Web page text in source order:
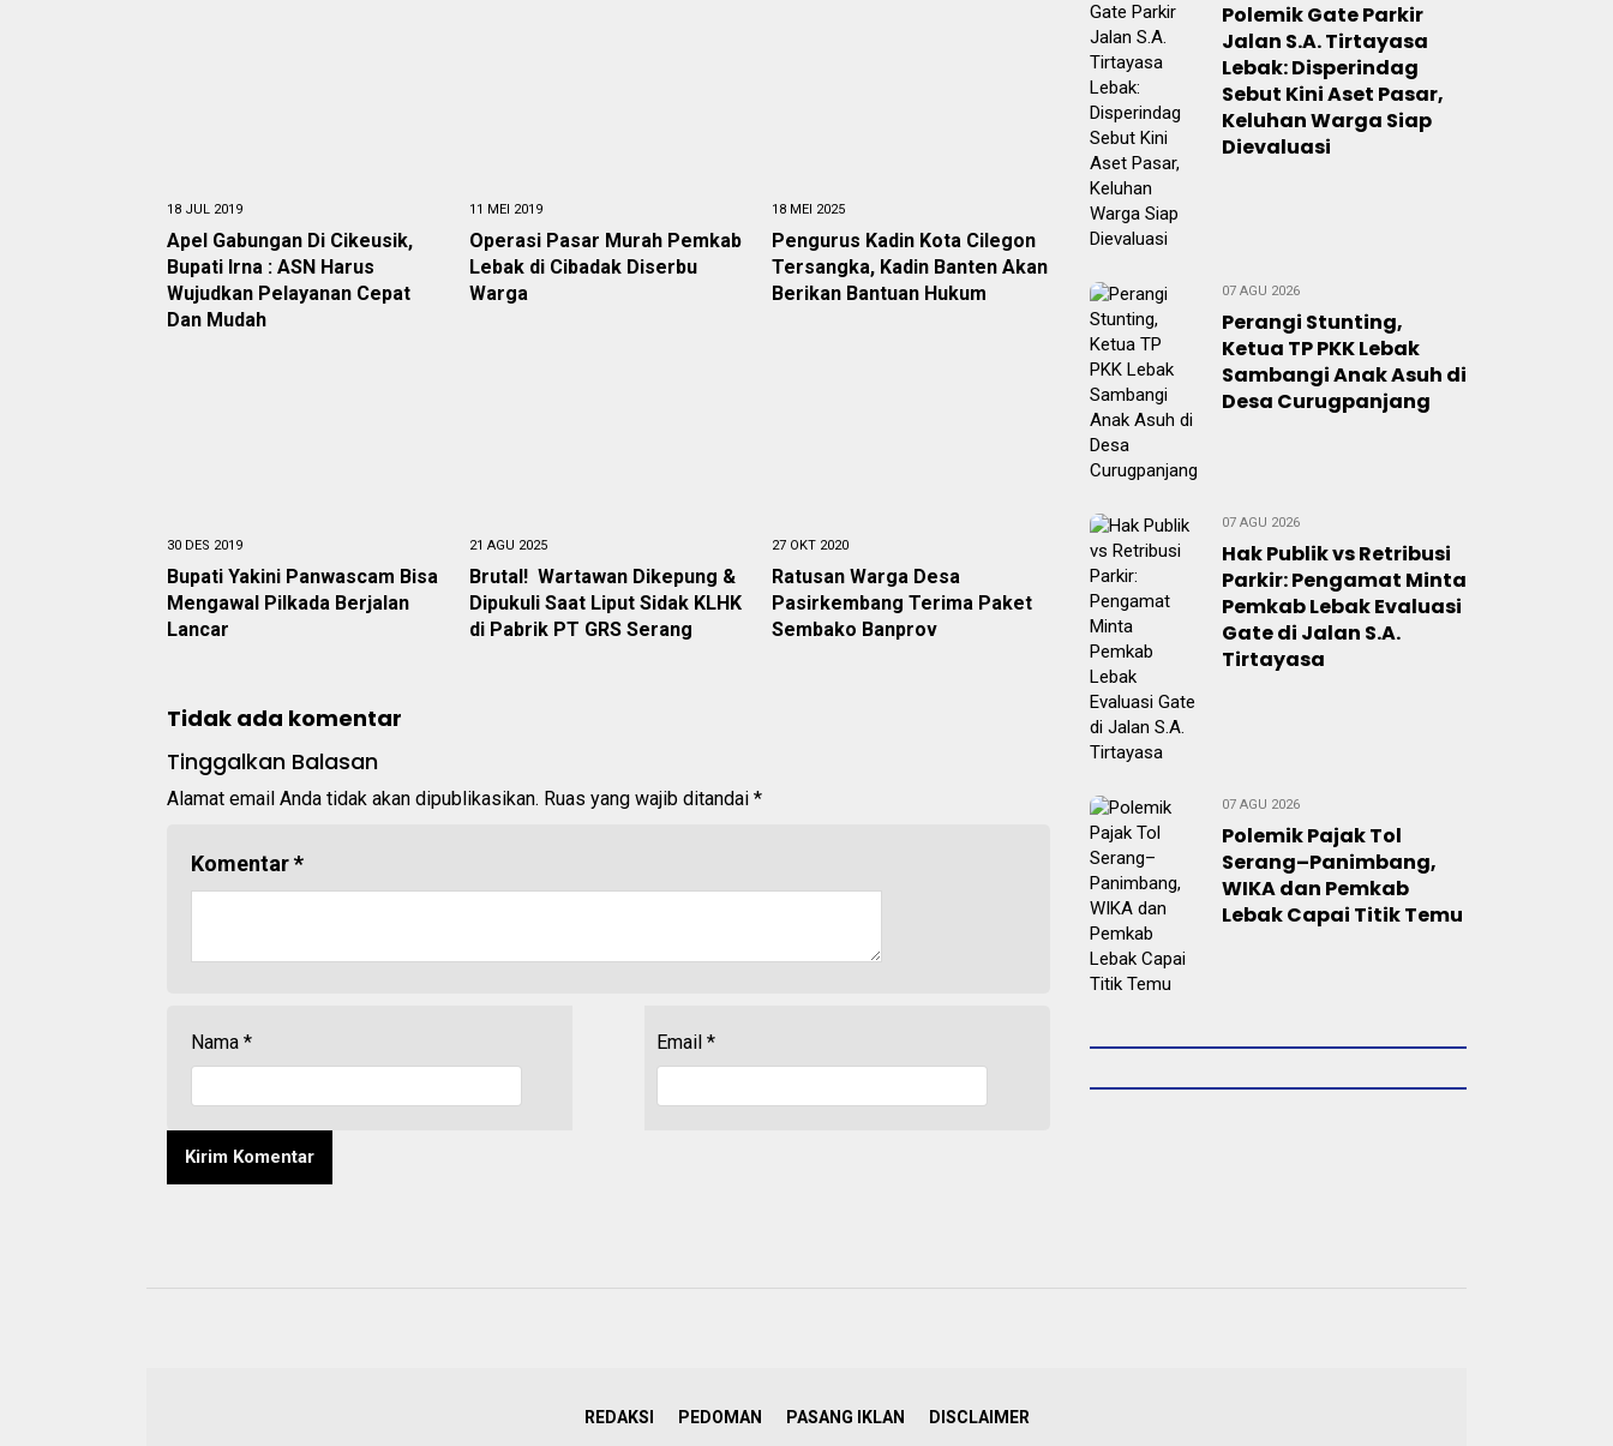
18 JUL 2019
Apel Gabungan Di Cikeusik,
Bupati Irna : ASN Harus
Wujudkan Pelayanan Cepat
Dan Mudah
11 MEI 2019
Operasi Pasar Murah Pemkab
Lebak di Cibadak Diserbu
Warga
18 MEI 2025
Pengurus Kadin Kota Cilegon
Tersangka, Kadin Banten Akan
Berikan Bantuan Hukum
30 DES 2019
Bupati Yakini Panwascam Bisa
Mengawal Pilkada Berjalan
Lancar
21 AGU 2025
Brutal! Wartawan Dikepung &
Dipukuli Saat Liput Sidak KLHK
di Pabrik PT GRS Serang
27 OKT 2020
Ratusan Warga Desa
Pasirkembang Terima Paket
Sembako Banprov
Tidak ada komentar
Tinggalkan Balasan
Alamat email Anda tidak akan dipublikasikan. Ruas yang wajib ditandai *
Komentar*
Nama * Email *
Polemik Gate Parkir
Jalan S.A. Tirtayasa
Lebak: Disperindag
Sebut Kini Aset Pasar,
Keluhan Warga Siap
Dievaluasi
07 AGU 2026
Perangi Stunting,
Ketua TP PKK Lebak
Sambangi Anak Asuh di
Desa Curugpanjang
07 AGU 2026
Hak Publik vs Retribusi
Parkir: Pengamat Minta
Pemkab Lebak Evaluasi
Gate di Jalan S.A.
Tirtayasa
07 AGU 2026
Polemik Pajak Tol
Serang–Panimbang,
WIKA dan Pemkab
Lebak Capai Titik Temu
REDAKSI PEDOMAN PASANG IKLAN DISCLAIMER